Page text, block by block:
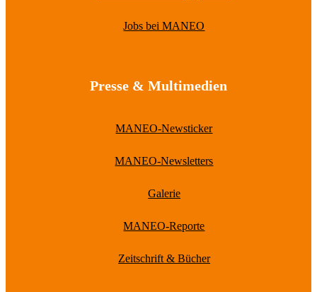
Jobs bei MANEO
Presse & Multimedien
MANEO-Newsticker
MANEO-Newsletters
Galerie
MANEO-Reporte
Zeitschrift & Bücher